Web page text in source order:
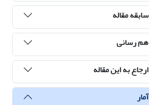
سابقه مقاله
هم رسانی
ارجاع به این مقاله
آمار